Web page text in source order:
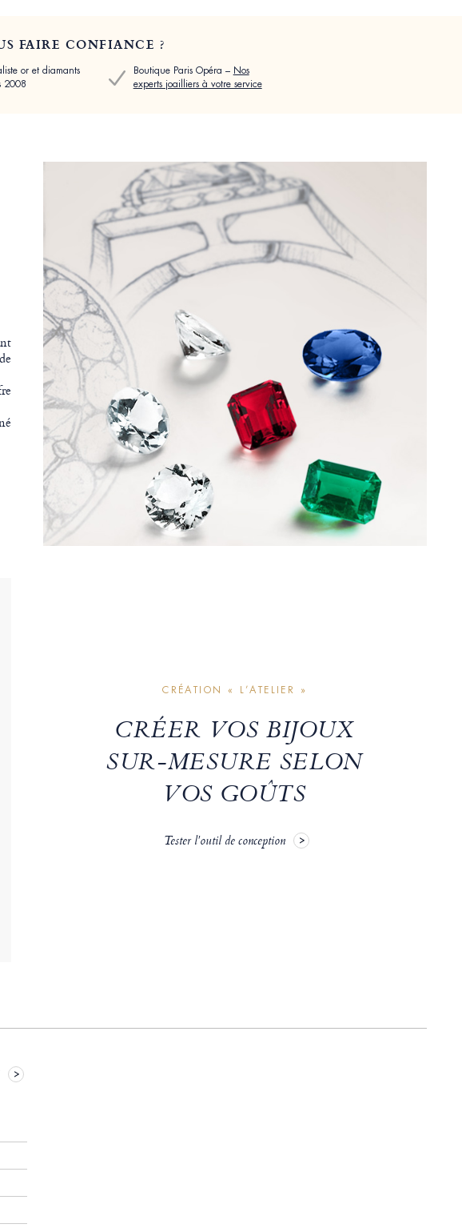
FAIRE CONFIANCE ?
or et diamants
2008
Boutique Paris Opéra – Nos
experts joailliers à votre service
CRÉATION « L’ATELIER »
CRÉER VOS BIJOUX
SUR-MESURE SELON
VOS GOÛTS
Tester l'outil de conception